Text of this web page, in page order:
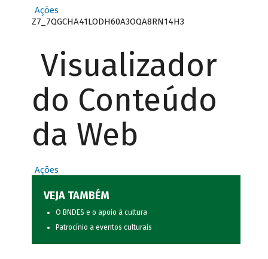
Ações
Z7_7QGCHA41LODH60A3OQA8RN14H3
Visualizador
do Conteúdo
da Web
Ações
VEJA TAMBÉM
O BNDES e o apoio à cultura
Patrocínio a eventos culturais